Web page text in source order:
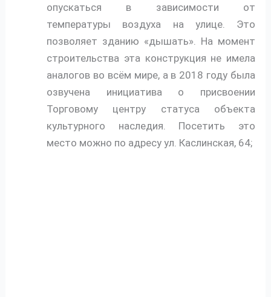
опускаться в зависимости от
температуры воздуха на улице. Это
позволяет зданию «дышать». На момент
строительства эта конструкция не имела
аналогов во всём мире, а в 2018 году была
озвучена инициатива о присвоении
Торговому центру статуса объекта
культурного наследия. Посетить это
место можно по адресу ул. Каслинская, 64;